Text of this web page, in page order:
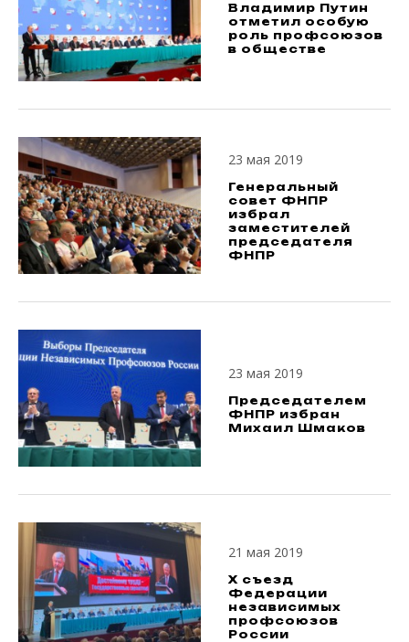
Владимир Путин
отметил особую
роль профсоюзов
в обществе
23 мая 2019
Генеральный
совет ФНПР
избрал
заместителей
председателя
ФНПР
23 мая 2019
Председателем
ФНПР избран
Михаил Шмаков
21 мая 2019
X съезд
Федерации
независимых
профсоюзов
России